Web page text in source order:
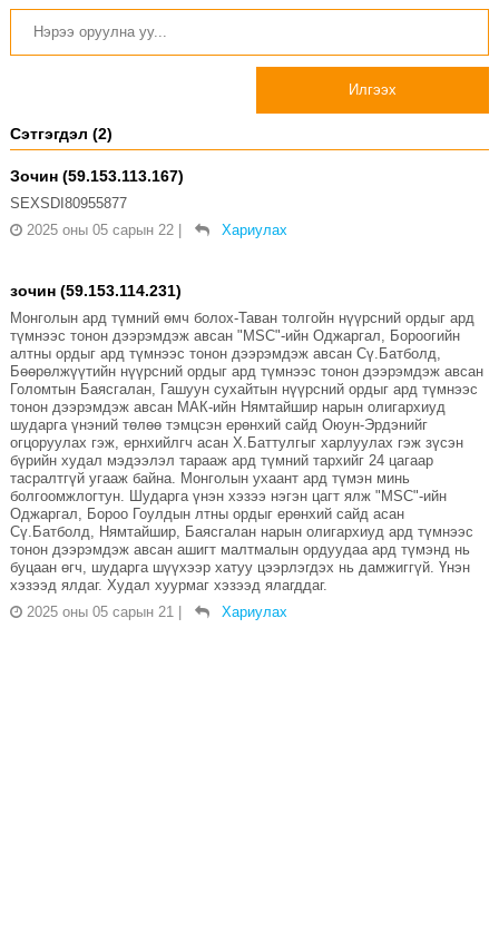
Илгээх
Сэтгэгдэл (2)
Зочин (59.153.113.167)
SEXSDI80955877
2025 оны 05 сарын 22
Хариулах
зочин (59.153.114.231)
Монголын ард түмний өмч болох-Таван толгойн нүүрсний ордыг ард
түмнээс тонон дээрэмдэж авсан "MSC"-ийн Оджаргал, Бороогийн
алтны ордыг ард түмнээс тонон дээрэмдэж авсан Сү.Батболд,
Бөөрөлжүүтийн нүүрсний ордыг ард түмнээс тонон дээрэмдэж авсан
Голомтын Баясгалан, Гашуун сухайтын нүүрсний ордыг ард түмнээс
тонон дээрэмдэж авсан МАК-ийн Нямтайшир нарын олигархиуд
шударга үнэний төлөө тэмцсэн ерөнхий сайд Оюун-Эрдэнийг
огцоруулах гэж, ернхийлгч асан Х.Баттулгыг харлуулах гэж зүсэн
бүрийн худал мэдээлэл тарааж ард түмний тархийг 24 цагаар
тасралтгүй угааж байна. Монголын ухаант ард түмэн минь
болгоомжлогтун. Шударга үнэн хэзээ нэгэн цагт ялж "MSC"-ийн
Оджаргал, Бороо Гоулдын лтны ордыг ерөнхий сайд асан
Сү.Батболд, Нямтайшир, Баясгалан нарын олигархиуд ард түмнээс
тонон дээрэмдэж авсан ашигт малтмалын ордуудаа ард түмэнд нь
буцаан өгч, шударга шүүхээр хатуу цээрлэгдэх нь дамжиггүй. Үнэн
хэзээд ялдаг. Худал хуурмаг хэзээд ялагддаг.
2025 оны 05 сарын 21
Хариулах